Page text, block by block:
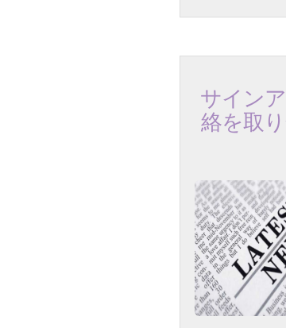
サイン
絡を取